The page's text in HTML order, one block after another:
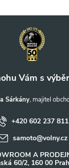
Sárkány
+420 602 237 811
samoto@volny.cz
A
60/2, 160 00